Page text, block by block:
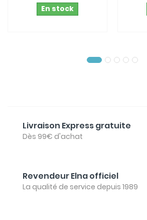
En stock
Livraison Express gratuite
Dès 99€ d'achat
Revendeur Elna officiel
La qualité de service depuis 1989